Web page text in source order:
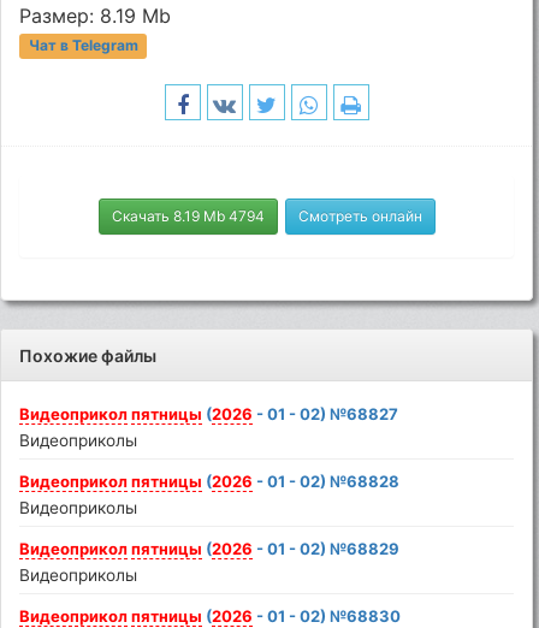
Размер: 8.19 Mb
Чат в Telegram
Скачать 8.19 Mb 4794 Смотреть онлайн
Похожие файлы
Видеоприкол пятницы (2026 - 01 - 02) №68827
Видеоприколы
Видеоприкол пятницы (2026 - 01 - 02) №68828
Видеоприколы
Видеоприкол пятницы (2026 - 01 - 02) №68829
Видеоприколы
Видеоприкол пятницы (2026 - 01 - 02) №68830